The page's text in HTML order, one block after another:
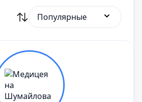
Популярные